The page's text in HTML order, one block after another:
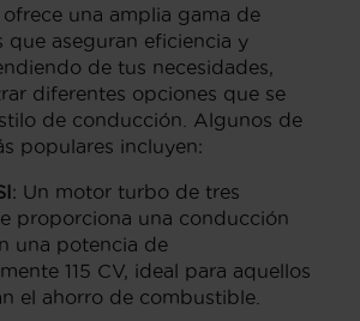
ofrece una amplia gama de
que aseguran eficiencia y
de tus necesidades,
diferentes opciones que se
de conducción. Algunos de
populares incluyen:
: Un motor turbo de tres
proporciona una conducción
una potencia de
115 CV, ideal para aquellos
el ahorro de combustible.